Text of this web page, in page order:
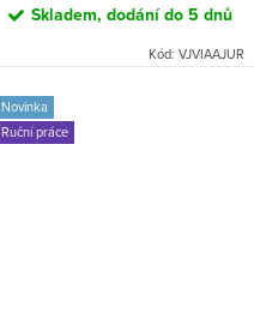
Skladem, dodání do 5 dnů
Kód: VJVIAAJUR
Novinka
Ruční práce